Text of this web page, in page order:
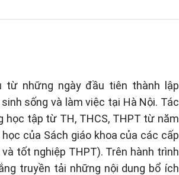
từ những ngày đầu tiên thành lập
sống và làm việc tại Hà Nội. Tác
học tập từ TH, THCS, THPT từ năm
của Sách giáo khoa của các cấp
tốt nghiệp THPT). Trên hành trình
truyền tải những nội dung bổ ích